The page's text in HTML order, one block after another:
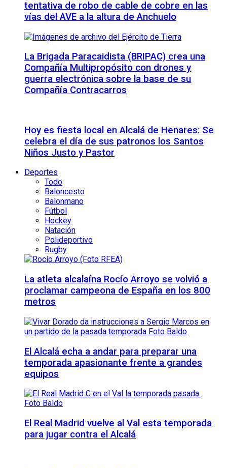
tentativa de robo de cable de cobre en las
vías del AVE a la altura de Anchuelo
La Brigada Paracaidista (BRIPAC) crea una
Compañía Multipropósito con drones y
guerra electrónica sobre la base de su
Compañía Contracarros
Hoy es fiesta local en Alcalá de Henares: Se
celebra el día de sus patronos los Santos
Niños Justo y Pastor
Deportes
Todo
Baloncesto
Balonmano
Fútbol
Hockey
Natación
Polideportivo
Rugby
La atleta alcalaína Rocío Arroyo se volvió a
proclamar campeona de España en los 800
metros
El Alcalá echa a andar para preparar una
temporada apasionante frente a grandes
equipos
El Real Madrid vuelve al Val esta temporada
para jugar contra el Alcalá